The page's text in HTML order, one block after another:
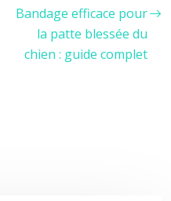
Bandage efficace pour
la patte blessée du
chien : guide complet